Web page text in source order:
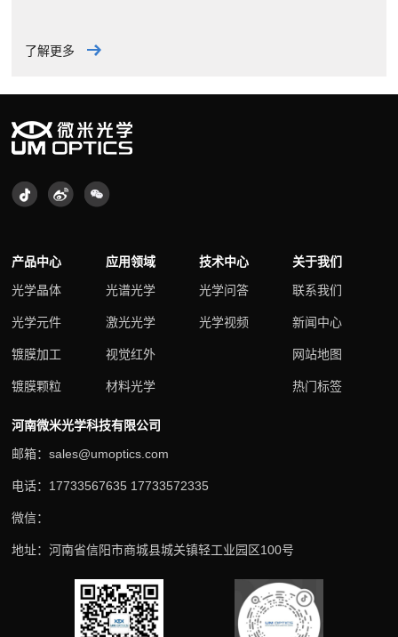
了解更多
产品中心
光学晶体
光学元件
镀膜加工
镀膜颗粒
应用领域
光谱光学
激光光学
视觉红外
材料光学
技术中心
光学问答
光学视频
关于我们
联系我们
新闻中心
网站地图
热门标签
河南微米光学科技有限公司
邮箱：sales@umoptics.com
电话：17733567635 17733572335
微信：
地址：河南省信阳市商城县城关镇轻工业园区100号